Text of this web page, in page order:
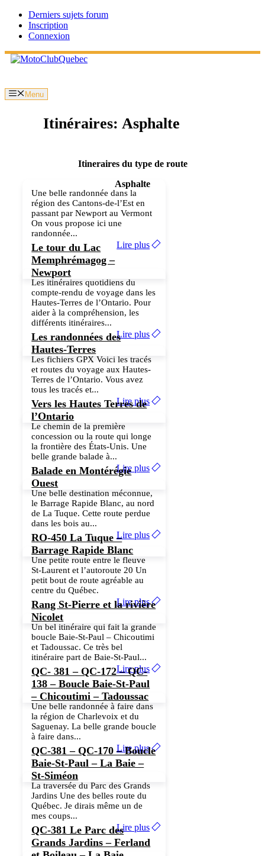
Aller
contenu
Derniers sujets forum
Inscription
Connexion
Menu
Itinéraires: Asphalte
Itineraires du type de route
Asphalte
Une belle randonnée dans la
région des Cantons-de-l’Est en
passant par Newport au Vermont
On vous propose ici une
randonnée...
Lire plus
Le tour du Lac
Memphrémagog –
Newport
Les itinéraires quotidiens du
compte-rendu de voyage dans les
Hautes-Terres de l’Ontario. Pour
aider à la compréhension, les
différents itinéraires...
Lire plus
Les randonnées des
Hautes-Terres
Les fichiers GPX Voici les tracés
et routes du voyage aux Hautes-
Terres de l’Ontario. Vous avez
tous les tracés et...
Lire plus
Vers les Hautes Terres de
l’Ontario
Le chemin de la première
concession ou la route qui longe
la frontière des États-Unis. Une
belle grande balade à...
Lire plus
Balade en Montérégie
Ouest
Une belle destination méconnue,
le Barrage Rapide Blanc, au nord
de La Tuque. Cette route perdue
dans les bois au...
Lire plus
RO-450 La Tuque –
Barrage Rapide Blanc
Une petite route entre le fleuve
St-Laurent et l’autoroute 20 Un
petit bout de route agréable au
centre du Québec.
Lire plus
Rang St-Pierre et la rivière
Nicolet
Un bel itinéraire qui fait la grande
boucle Baie-St-Paul – Chicoutimi
et Tadoussac. Ce très bel
itinéraire part de Baie-St-Paul...
Lire plus
QC- 381 – QC-172 – QC-
138 – Boucle Baie-St-Paul
– Chicoutimi – Tadoussac
Une belle randonnée à faire dans
la région de Charlevoix et du
Saguenay. La belle grande boucle
à faire dans...
Lire plus
QC-381 – QC-170 – Boucle
Baie-St-Paul – La Baie –
St-Siméon
La traversée du Parc des Grands
Jardins Une des belles route du
Québec. Je dirais même un de
mes coups...
Lire plus
QC-381 Le Parc des
Grands Jardins – Ferland